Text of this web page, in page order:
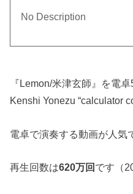
No Description
『Lemon/米津玄師』を電
Kenshi Yonezu “calculator
電卓で演奏する動画が人気
再生回数は620万回 です（